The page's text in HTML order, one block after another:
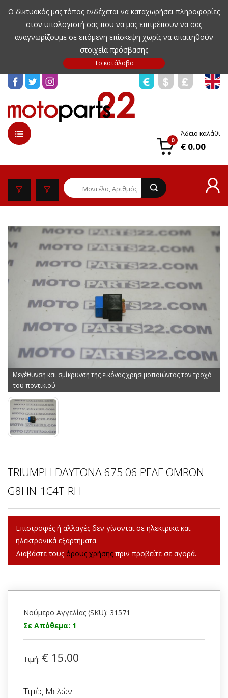
Ο δικτυακός μας τόπος ενδέχεται να καταχωρήσει πληροφορίες
στον υπολογιστή σας που να μας επιτρέπουν να σας
αναγνωρίζουμε σε επόμενη επίσκεψη χωρίς να απαιτηθούν
στοιχεία πρόσβασης
0
Άδειο καλάθι
€ 0.00
Μεγέθυνση και σμίκρυνση της εικόνας χρησιμοποιώντας τον τροχό
του ποντικιού
TRIUMPH DAYTONA 675 06 ΡΕΛΕ OMRON
G8HN-1C4T-RH
Επιστροφές ή αλλαγές δεν γίνονται σε ηλεκτρικά και
ηλεκτρονικά εξαρτήματα.
Διαβάστε τους όρους χρήσης πριν προβείτε σε αγορά.
Νούμερο Αγγελίας (SKU): 31571
Σε Απόθεμα: 1
Τιμή: € 15.00
Τιμές Μελών: